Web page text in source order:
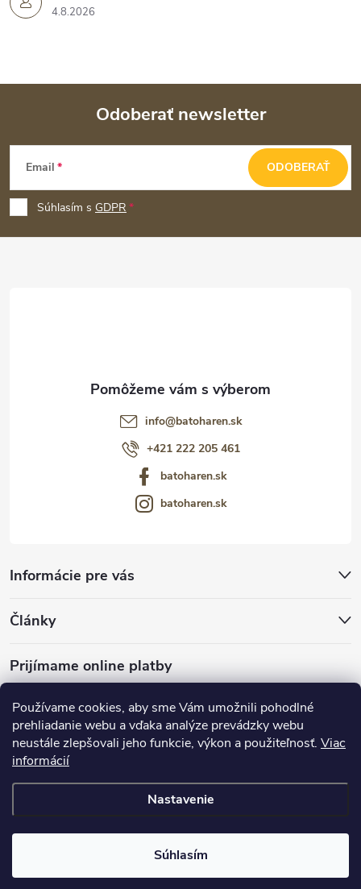
Používame cookies, aby sme Vám umožnili pohodlné
prehliadanie webu a vďaka analýze prevádzky webu
neustále zlepšovali jeho funkcie, výkon a použiteľnosť. Viac
informácií
Nastavenie
Súhlasím
4.8.2026
Z
p
ä
Odoberať newsletter
Email
Súhlasím s GDPR
ODOBERAŤ
Informácie pre vás
Články
Prijímame online platby
info@batoharen.sk
+421 222 205 461
batoharen.sk
batoharen.sk
nastavenie cookies